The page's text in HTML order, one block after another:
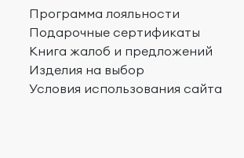
Программа лояльности
Подарочные сертификаты
Книга жалоб и предложений
Изделия на выбор
Условия использования сайта